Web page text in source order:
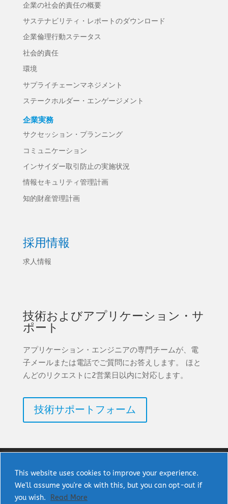
This website uses cookies to improve your experience.
We'll assume you're ok with this, but you can opt-out if
you wish.
Read More
企業の社会的責任の概要
サステナビリティ・レポートのダウンロード
企業倫理行動ステータス
社会的責任
環境
サプライチェーンマネジメント
ステークホルダー・エンゲージメント
企業実務
サクセッション・プランニング
コミュニケーション
インサイダー取引防止の実施状況
情報セキュリティ管理計画
知的財産管理計画
採用情報
求人情報
技術およびアプリケーション・サ
ポート
アプリケーション・エンジニアの専門チームが、電
子メールまたは電話でご質問にお答えします。 ほと
んどのリクエストに2営業日以内に対応します。
技術サポートフォーム
著作権 © 2025 uPI Semi Corp. 無断転載を禁じま